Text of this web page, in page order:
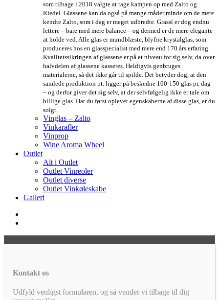
som tilbage i 2018 valgte at tage kampen op med Zalto og
Riedel. Glassene kan da også på mange måder minde om de mere
kendte Zalto, som i dag er meget udbredte. Grassl er dog endnu
lettere – bare med mere balance – og dermed er de mere elegante
at holde ved. Alle glas er mundblæste, blyfrie krystalglas, som
produceres hos en glasspecialist med mere end 170 års erfaring.
Kvalitetssikringen af glassene er på et niveau for sig selv, da over
halvdelen af glassene kasseres. Heldigvis genbruges
materialerne, så det ikke går til spilde. Det betyder dog, at den
samlede produktion pt. ligger på beskedne 100-150 glas pr. dag
– og derfor giver det sig selv, at der selvfølgelig ikke er tale om
billige glas. Har du først oplevet egenskaberne af disse glas, er du
solgt.
Vinglas – Zalto
Vinkarafler
Vinprop
Wine Aroma Wheel
Outlet
Alt i Outlet
Outlet Vinreoler
Outlet diverse
Outlet Vinkøleskabe
Galleri
Kontakt os
Udfyld venligst formularen, og så vender vi tilbage til dig